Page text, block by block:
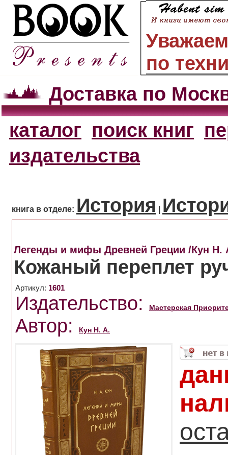
по
Доставка по
каталог поиск книг
издательства
книга в отделе: История
Легенды и мифы Древней Греции /Кун Н.
Кожаный переплет
Артикул: 1601
Издательство: Мастерская
Автор: Кун Н. А.